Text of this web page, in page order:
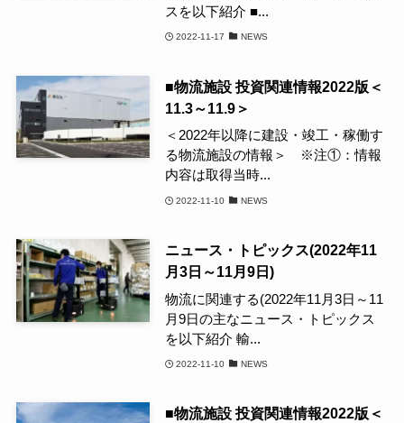
スを以下紹介 ■...
2022-11-17 NEWS
■物流施設 投資関連情報2022版＜
11.3～11.9＞
＜2022年以降に建設・竣工・稼働す
る物流施設の情報＞ ※注①：情報
内容は取得当時...
2022-11-10 NEWS
ニュース・トピックス(2022年11
月3日～11月9日)
物流に関連する(2022年11月3日～11
月9日の主なニュース・トピックス
を以下紹介 輸...
2022-11-10 NEWS
■物流施設 投資関連情報2022版＜